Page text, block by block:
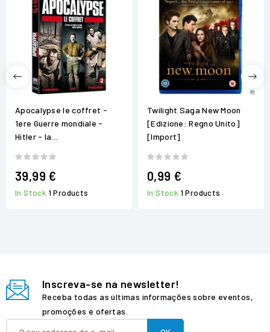
Apocalypse le coffret -
1ere Guerre mondiale -
Hitler - la...
39,99 €
In Stock 1 Products
Twilight Saga New Moon
[Edizione: Regno Unito]
[Import]
0,99 €
In Stock 1 Products
Inscreva-se na newsletter!
Receba todas as últimas informações sobre eventos,
promoções e ofertas.